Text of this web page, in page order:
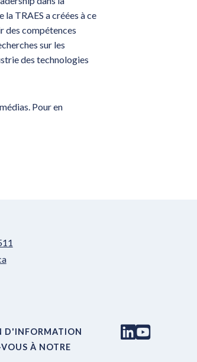
TRAES a créées à ce
des compétences
sur les
des technologies
Pour en
D'INFORMATION
À NOTRE